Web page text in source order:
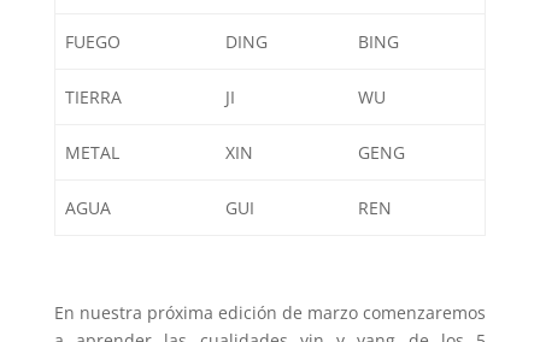
FUEGO DING BING
TIERRA JI WU
METAL XIN GENG
AGUA GUI REN
En nuestra próxima edición de marzo comenzaremos